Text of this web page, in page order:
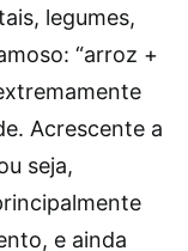
legumes,
“arroz +
Acrescente a
seja,
e ainda